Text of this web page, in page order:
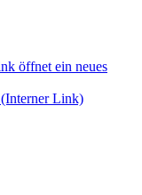
öffnet ein neues
(Interner Link)